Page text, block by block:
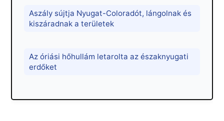
Aszály sújtja Nyugat-Coloradót, lángolnak és
kiszáradnak a területek
Az óriási hőhullám letarolta az északnyugati
erdőket